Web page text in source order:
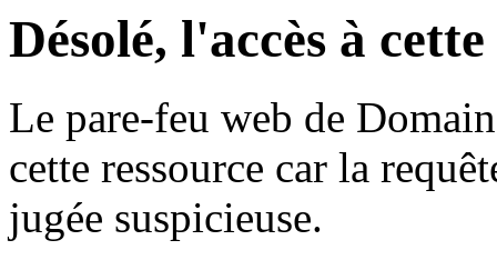
Désolé, l'accès à
Le pare-feu web de
cette ressource car la
jugée suspicieuse.